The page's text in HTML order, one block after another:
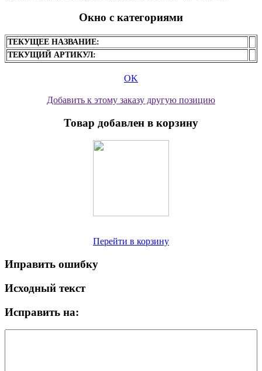
Окно с категориями
ТЕКУЩЕЕ НАЗВАНИЕ:
ТЕКУЩИЙ АРТИКУЛ:
OK
Добавить к этому заказу другую позицию
Товар добавлен в корзину
Перейти в корзину
Иправить ошибку
Исходный текст
Исправить на: